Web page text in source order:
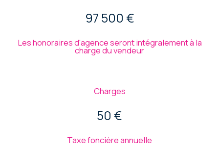
97 500 €
Les honoraires d'agence seront intégralement à la
charge du vendeur
Charges
50 €
Taxe foncière annuelle